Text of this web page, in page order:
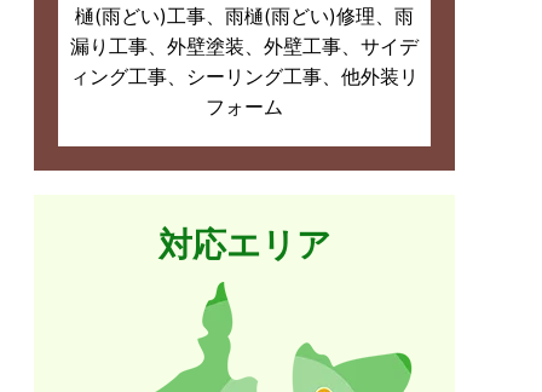
樋(雨どい)工事、雨樋(雨どい)修理、雨
漏り工事、外壁塗装、外壁工事、サイデ
ィング工事、シーリング工事、他外装リ
フォーム
対応エリア